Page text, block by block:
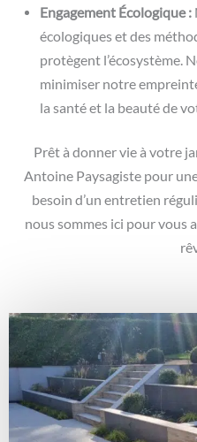
Engagement Écologique :
écologiques et des
protègent l’écosystème.
minimiser notre
la santé et la beauté de
Prêt à donner vie à votre
Antoine Paysagiste pour
besoin d’un entretien
nous sommes ici pour vous